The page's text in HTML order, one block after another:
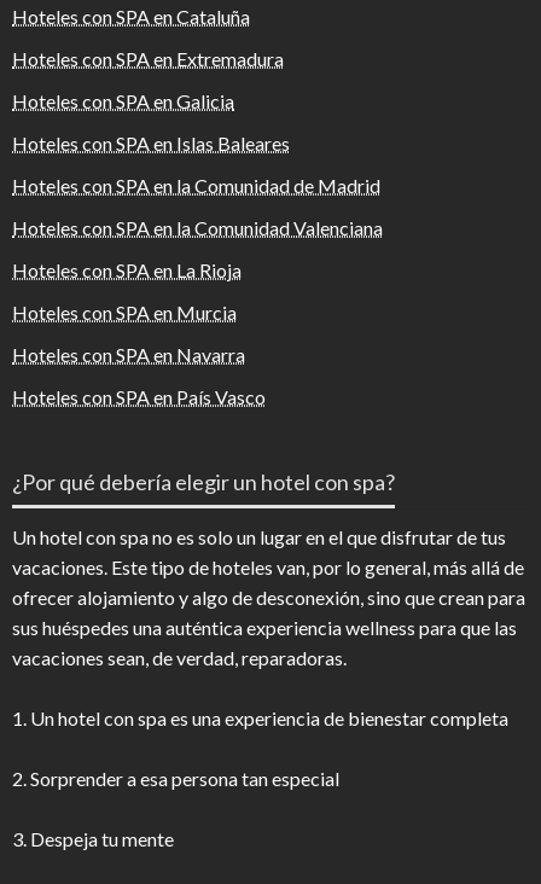
Hoteles con SPA en Cataluña
Hoteles con SPA en Extremadura
Hoteles con SPA en Galicia
Hoteles con SPA en Islas Baleares
Hoteles con SPA en la Comunidad de Madrid
Hoteles con SPA en la Comunidad Valenciana
Hoteles con SPA en La Rioja
Hoteles con SPA en Murcia
Hoteles con SPA en Navarra
Hoteles con SPA en País Vasco
¿Por qué debería elegir un hotel con spa?
Un hotel con spa no es solo un lugar en el que disfrutar de tus
vacaciones. Este tipo de hoteles van, por lo general, más allá de
ofrecer alojamiento y algo de desconexión, sino que crean para
sus huéspedes una auténtica experiencia wellness para que las
vacaciones sean, de verdad, reparadoras.
1. Un hotel con spa es una experiencia de bienestar completa
2. Sorprender a esa persona tan especial
3. Despeja tu mente